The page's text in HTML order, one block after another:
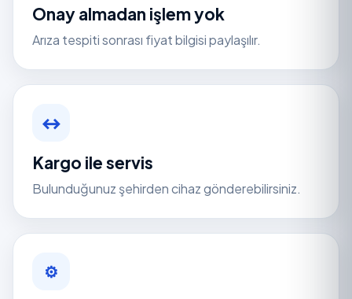
Onay almadan işlem yok
Arıza tespiti sonrası fiyat bilgisi paylaşılır.
↔
Kargo ile servis
Bulunduğunuz şehirden cihaz gönderebilirsiniz.
⚙